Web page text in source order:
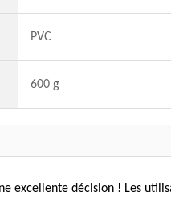
PVC
600 g
excellente décision ! Les